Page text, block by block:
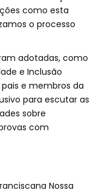
como esta
o processo
adotadas, como
e Inclusão
e membros da
para escutar as
sobre
com
Nossa